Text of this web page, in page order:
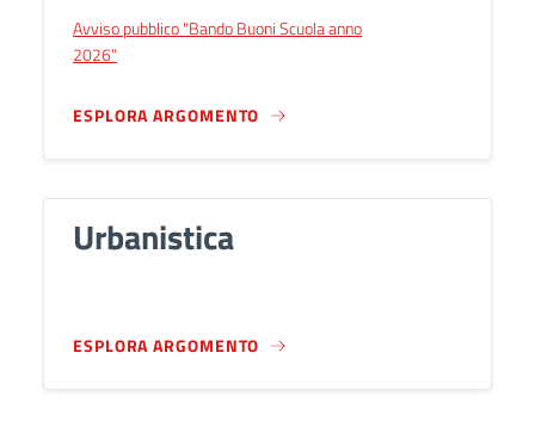
Avviso pubblico "Bando Buoni Scuola anno
2026"
ESPLORA ARGOMENTO
Urbanistica
ESPLORA ARGOMENTO